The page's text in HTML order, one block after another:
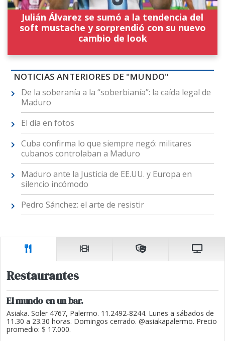
Julián Álvarez se sumó a la tendencia del
soft mustache y sorprendió con su nuevo
cambio de look
NOTICIAS ANTERIORES DE "MUNDO"
De la soberanía a la “soberbianía”: la caída legal de
Maduro
El día en fotos
Cuba confirma lo que siempre negó: militares
cubanos controlaban a Maduro
Maduro ante la Justicia de EE.UU. y Europa en
silencio incómodo
Pedro Sánchez: el arte de resistir
Restaurantes
El mundo en un bar.
Asiaka. Soler 4767, Palermo. 11.2492-8244. Lunes a sábados de
11.30 a 23.30 horas. Domingos cerrado. @asiakapalermo. Precio
promedio: $ 17.000.